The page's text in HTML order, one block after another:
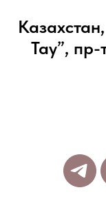
Тау”,